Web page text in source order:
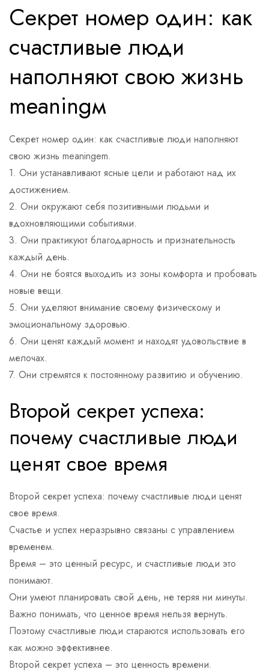
Секрет номер один: как
счастливые люди
наполняют свою жизнь
meaningм
Секрет номер один: как счастливые люди наполняют
свою жизнь meaningem.
1. Они устанавливают ясные цели и работают над их
достижением.
2. Они окружают себя позитивными людьми и
вдохновляющими событиями.
3. Они практикуют благодарность и признательность
каждый день.
4. Они не боятся выходить из зоны комфорта и пробовать
новые вещи.
5. Они уделяют внимание своему физическому и
эмоциональному здоровью.
6. Они ценят каждый момент и находят удовольствие в
мелочах.
7. Они стремятся к постоянному развитию и обучению.
Второй секрет успеха:
почему счастливые люди
ценят свое время
Второй секрет успеха: почему счастливые люди ценят
свое время.
Счастье и успех неразрывно связаны с управлением
временем.
Время – это ценный ресурс, и счастливые люди это
понимают.
Они умеют планировать свой день, не теряя ни минуты.
Важно понимать, что ценное время нельзя вернуть.
Поэтому счастливые люди стараются использовать его
как можно эффективнее.
Второй секрет успеха – это ценность времени.